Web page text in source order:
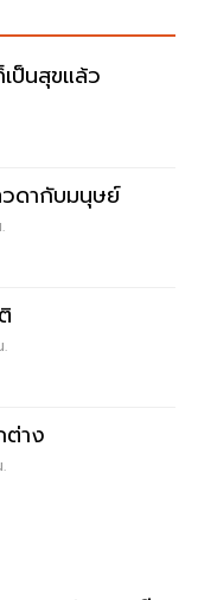
ป็นสุขแล้ว
วดากับมนุษย์
าง